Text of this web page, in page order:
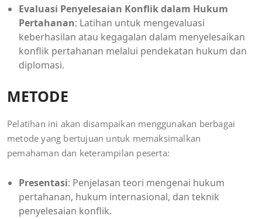
Evaluasi Penyelesaian Konflik dalam Hukum
Pertahanan: Latihan untuk mengevaluasi
keberhasilan atau kegagalan dalam menyelesaikan
konflik pertahanan melalui pendekatan hukum dan
diplomasi.
METODE
Pelatihan ini akan disampaikan menggunakan berbagai
metode yang bertujuan untuk memaksimalkan
pemahaman dan keterampilan peserta:
Presentasi: Penjelasan teori mengenai hukum
pertahanan, hukum internasional, dan teknik
penyelesaian konflik.